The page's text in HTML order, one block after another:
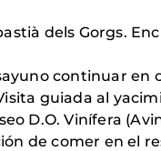
dels Gorgs.
continuar en
guiada al
D.O. Vinífera
de comer en el